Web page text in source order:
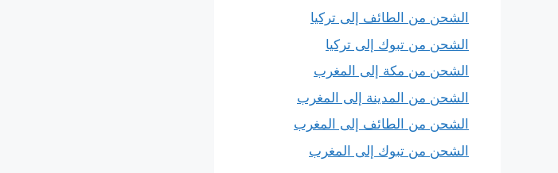
الشحن من الطائف إلى تركيا
الشحن من تبوك إلى تركيا
الشحن من مكة إلى المغرب
الشحن من المدينة إلى المغرب
الشحن من الطائف إلى المغرب
الشحن من تبوك إلى المغرب